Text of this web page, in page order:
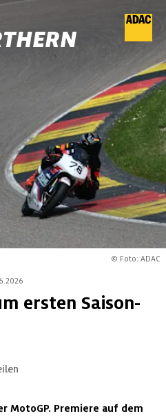
© Foto: ADAC
ersten Saison-
MotoGP. Premiere auf dem